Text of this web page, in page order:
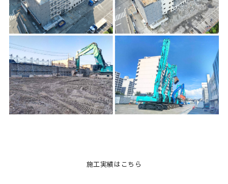
施工実績はこちら